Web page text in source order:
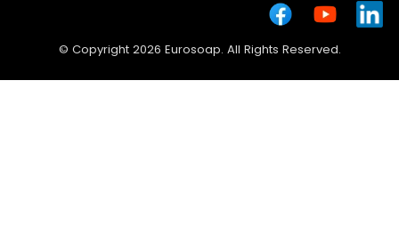
© Copyright 2026 Eurosoap. All Rights Reserved.